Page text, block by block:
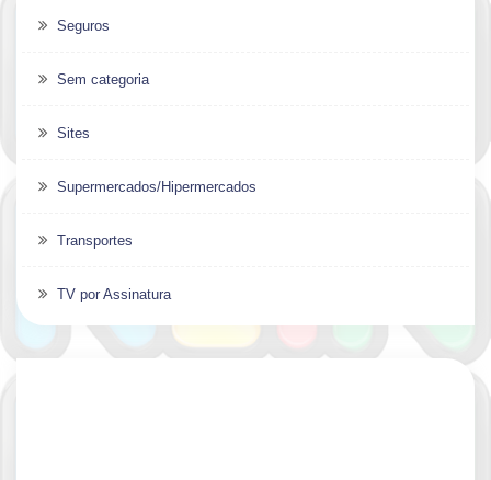
Seguros
Sem categoria
Sites
Supermercados/Hipermercados
Transportes
TV por Assinatura